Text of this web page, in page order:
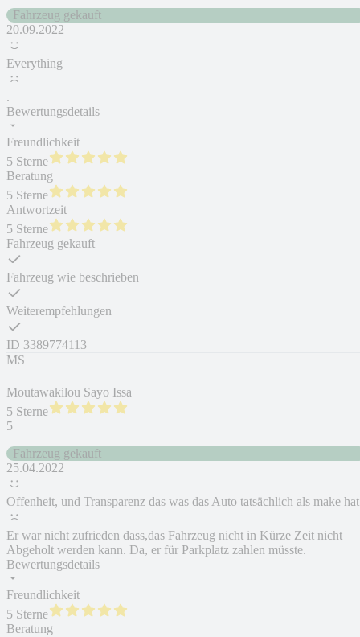
Fahrzeug gekauft
20.09.2022
Everything
.
Bewertungsdetails
Freundlichkeit
5 Sterne
Beratung
5 Sterne
Antwortzeit
5 Sterne
Fahrzeug gekauft
Fahrzeug wie beschrieben
Weiterempfehlungen
ID 3389774113
MS
Moutawakilou Sayo Issa
5 Sterne
5
Fahrzeug gekauft
25.04.2022
Offenheit, und Transparenz das was das Auto tatsächlich als make
Er war nicht zufrieden dass,das Fahrzeug nicht in Kürze Zeit nicht
Abgeholt werden kann. Da, er für Parkplatz zahlen müsste.
Bewertungsdetails
Freundlichkeit
5 Sterne
Beratung